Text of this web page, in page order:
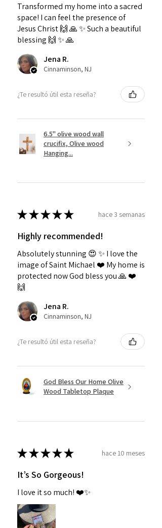
Transformed my home into a sacred
space! I can feel the presence of
Jesus Christ 🙌 🙏 ✨️ Such a beautiful
blessing 🙌 ✨️ 🙏
Jena R.
Cinnaminson, NJ
¿Te resultó útil esta reseña?
6.5" olive wood wall
crucifix, Olive wood
Hanging...
★★★★★ hace 3 semanas
Highly recommended!
Absolutely stunning 😍 ✨️ I love the
image of Saint Michael ❤️ My home is
protected now God bless you 🙏 ❤️
🙌
Jena R.
Cinnaminson, NJ
¿Te resultó útil esta reseña?
God Bless Our Home Olive
Wood Tabletop Plaque
★★★★★ hace 10 meses
It’s So Gorgeous!
I love it so much! ❤️✨